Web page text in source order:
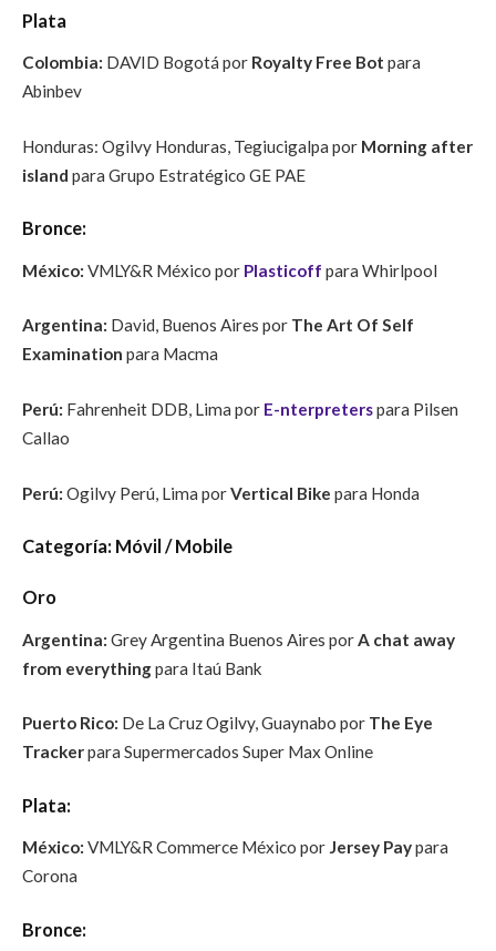
Plata
Colombia: DAVID Bogotá por Royalty Free Bot para
Abinbev
Honduras: Ogilvy Honduras, Tegiucigalpa por Morning after
island para Grupo Estratégico GE PAE
Bronce:
México: VMLY&R México por Plasticoff para Whirlpool
Argentina: David, Buenos Aires por The Art Of Self
Examination para Macma
Perú: Fahrenheit DDB, Lima por E-nterpreterspara Pilsen
Callao
Perú: Ogilvy Perú, Lima porVertical Bike para Honda
Categoría: Móvil / Mobile
Oro
Argentina: Grey Argentina Buenos Aires porA chat away
from everythingpara Itaú Bank
Puerto Rico: De La Cruz Ogilvy, Guaynabo por The Eye
Trackerpara Supermercados Super Max Online
Plata:
México: VMLY&R Commerce México por Jersey Paypara
Corona
Bronce: